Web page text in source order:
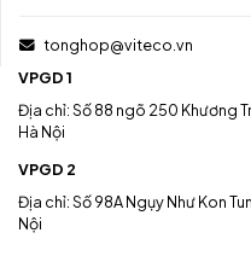
tonghop@viteco.vn
VPGD 1
Địa chỉ: Số 88 ngõ 250 Khương
Hà Nội
VPGD 2
Địa chỉ: Số 98A Ngụy Như Kon
Nội